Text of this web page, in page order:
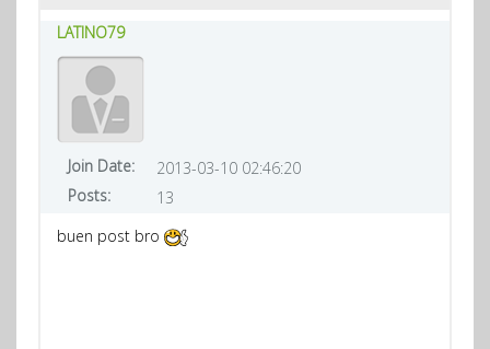
LATINO79
Join Date:
2013-03-10 02:46:20
Posts:
13
buen post bro